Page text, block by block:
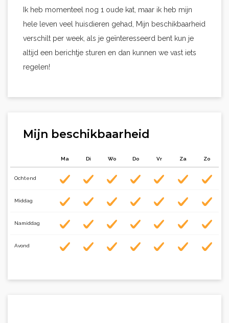
Ik heb momenteel nog 1 oude kat, maar ik heb mijn
hele leven veel huisdieren gehad, Mijn beschikbaarheid
verschilt per week, als je geïnteresseerd bent kun je
altijd een berichtje sturen en dan kunnen we vast iets
regelen!
Mijn beschikbaarheid
Ma Di Wo Do Vr Za Zo
Ochtend
Middag
Namiddag
Avond